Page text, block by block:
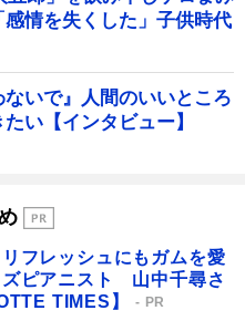
情を失くした」子供時代
いで』人間のいいところ
い【インタビュー】
フレッシュにもガムを愛
ズピアニスト 山中千尋さ
TIMES】
PR